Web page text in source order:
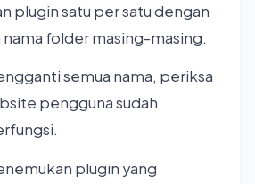
plugin satu per satu dengan
folder masing-masing.
semua nama, periksa
pengguna sudah
plugin yang